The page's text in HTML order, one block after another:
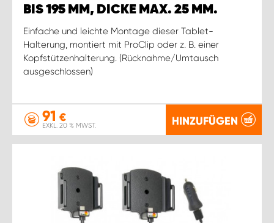
BIS 195 MM, DICKE MAX. 25 MM.
Einfache und leichte Montage dieser Tablet-
Halterung, montiert mit ProClip oder z. B. einer
Kopfstützenhalterung. (Rücknahme/Umtausch
ausgeschlossen)
91 €
EXKL. 20 % MWST. HINZUFÜGEN